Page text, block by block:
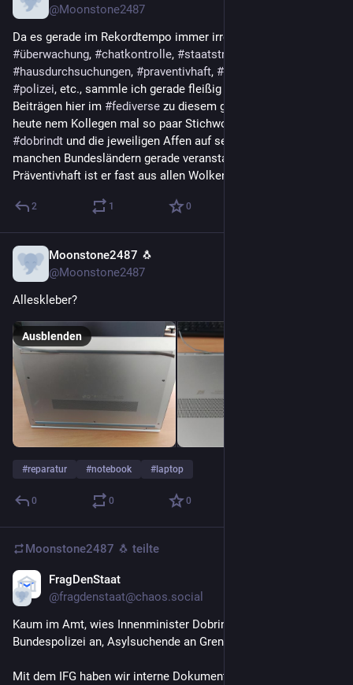
@Moonstone2487
#überwachung, #chatkontrolle, #staatstrojaner
#hausdurchsuchungen, #praventivhaft, #
#polizei, etc., sammle ich gerade fleißig
Beiträgen hier im #fediverse zu diesem ganzen Wahnsinn. Hab
#dobrindt und die jeweiligen Affen auf seinem Kurs in
manchen Bundesländern gerade veranstalten und beim Wort
Präventivhaft ist er fast aus allen Wolken gefallen.
2 1 0
Moonstone2487 🐧
@Moonstone2487
Alleskleber?
Ausblenden
#reparatur #notebook # laptop
0 0 0
Moonstone2487 🐧 teilte
FragDenStaat
@fragdenstaat@chaos.social
Kaum im Amt, wies Innenminister Dobrindt (CSU) die
Bundespolizei an, Asylsuchende an Grenzen zurückzuweisen.
Mit dem IFG haben wir interne Dokumente erhalten, die zeigen: